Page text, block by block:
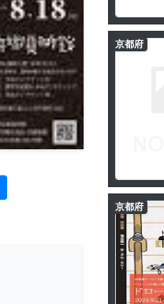
京都府
京都府